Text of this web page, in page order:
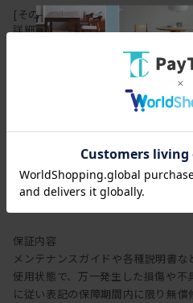
※
2023年9月より順次、仕様変更
のため、タイミングによっては旧仕
※新仕様をご希望のお客様はお気軽
[その他スペック
詳細]
タブレットス
奥行50cm以下
保証期間
保証内容
メンテナンスガイドや各種説明書
使用状態で、万一発生した損傷や
に従い表記の保障期間内に限り無